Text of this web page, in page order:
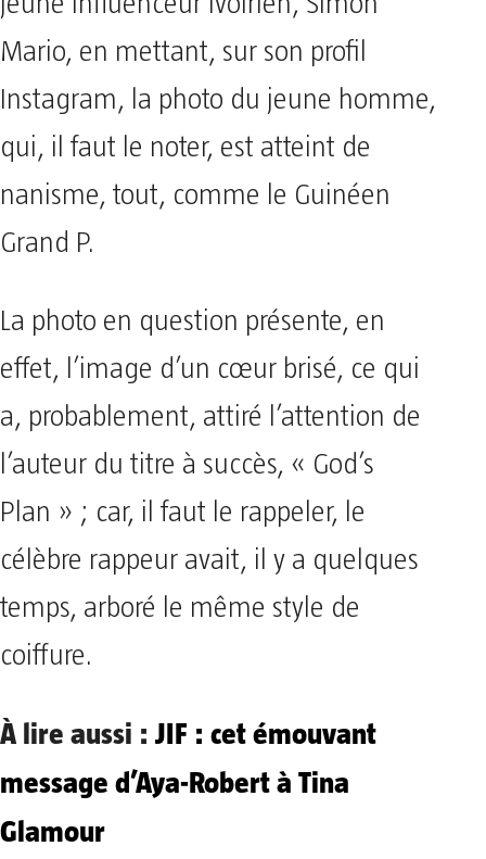
Mario, en mettant, sur son profil
Instagram, la photo du jeune homme,
qui, il faut le noter, est atteint de
nanisme, tout, comme le Guinéen
Grand P.
La photo en question présente, en
effet, l’image d’un cœur brisé, ce qui
a, probablement, attiré l’attention de
l’auteur du titre à succès, « God’s
Plan » ; car, il faut le rappeler, le
célèbre rappeur avait, il y a quelques
temps, arboré le même style de
coiffure.
À lire aussi : JIF : cet émouvant
message d’Aya-Robert à Tina
Glamour